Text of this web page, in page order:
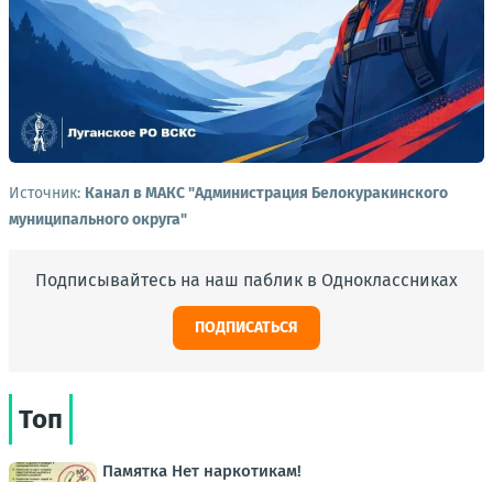
Источник: Канал в МАКС "Администрация Белокуракинского
муниципального округа"
Подписывайтесь на наш паблик в Одноклассниках
ПОДПИСАТЬСЯ
Топ
Памятка Нет наркотикам!